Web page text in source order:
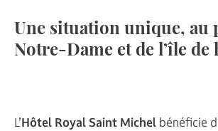
Une situation unique, au
Notre-Dame et de l’île de
L’Hôtel Royal Saint Michel bénéficie